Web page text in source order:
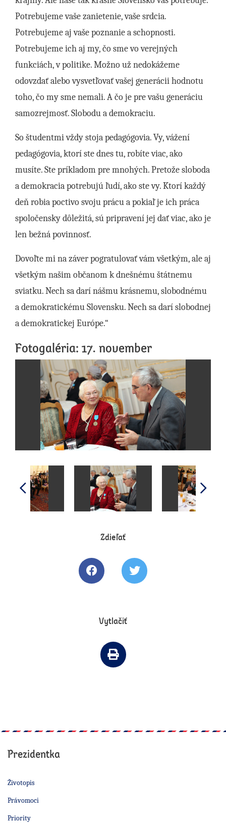
Potrebujeme vaše zanietenie, vaše srdcia.
Potrebujeme aj vaše poznanie a schopnosti.
Potrebujeme ich aj my, čo sme vo verejných
funkciách, v politike. Možno už nedokážeme
odovzdať alebo vysvetľovať vašej generácii hodnotu
toho, čo my sme nemali. A čo je pre vašu generáciu
samozrejmosť. Slobodu a demokraciu.
So študentmi vždy stoja pedagógovia. Vy, vážení
pedagógovia, ktorí ste dnes tu, robíte viac, ako
musíte. Ste príkladom pre mnohých. Pretože sloboda
a demokracia potrebujú ľudí, ako ste vy. Ktorí každý
deň robia poctivo svoju prácu a pokiaľ je ich práca
spoločensky dôležitá, sú pripravení jej dať viac, ako je
len bežná povinnosť.
Dovoľte mi na záver pogratulovať vám všetkým, ale aj
všetkým našim občanom k dnešnému štátnemu
sviatku. Nech sa darí nášmu krásnemu, slobodnému
a demokratickému Slovensku. Nech sa darí slobodnej
a demokratickej Európe.“
Fotogaléria: 17. november
Zdieľať
Zdielať článok na Facebooku
Tweetovať článok
Vytlačiť
Vytlačiť článok
Prezidentka
Životopis
Právomoci
Priority